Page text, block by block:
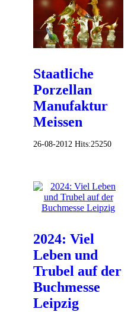
Staatliche
Porzellan
Manufaktur
Meissen
26-08-2012 Hits:25250
2024: Viel
Leben und
Trubel auf der
Buchmesse
Leipzig